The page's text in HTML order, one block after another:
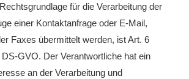
für die Verarbeitung der
einer Kontaktanfrage oder E-Mail,
Faxes übermittelt werden, ist Art. 6
GVO. Der Verantwortliche hat ein
an der Verarbeitung und